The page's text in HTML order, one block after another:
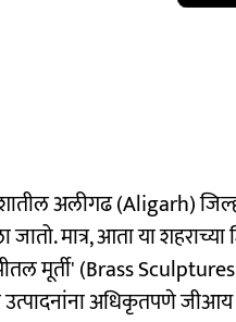
अलीगढ (Aligarh)
मात्र, आता या
मूर्ती' (Brass
उत्पादनांना अधिकृतपणे